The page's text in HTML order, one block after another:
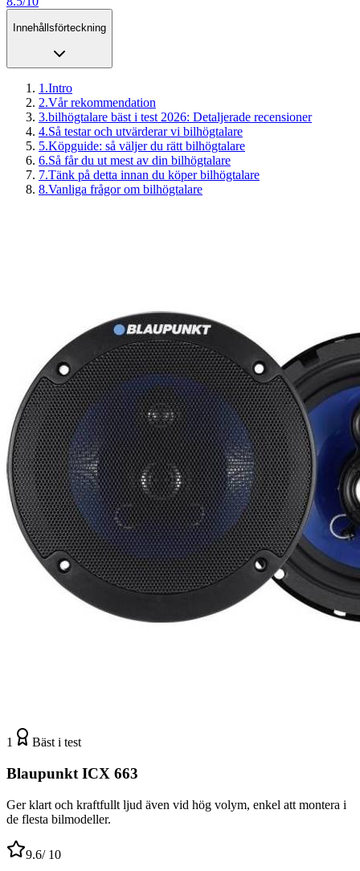
Innehållsförteckning
1 .Intro
2.Vår rekommendation
3.bilhögtalare bäst i test 2026: Detaljerade recensioner
4.Så testar och utvärderar vi bilhögtalare
5.Köpguide: så väljer du rätt bilhögtalare
6.Så får du ut mest av din bilhögtalare
7.Tänk på detta innan du köper bilhögtalare
8.Vanliga frågor om bilhögtalare
1 Bäst i test
Blaupunkt ICX 663
Ger klart och kraftfullt ljud även vid hög volym, enkel att montera i
de flesta bilmodeller.
9.6/ 10